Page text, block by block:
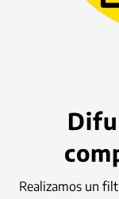
Realizamos un